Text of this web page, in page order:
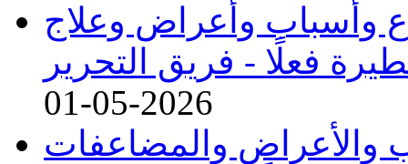
وأسباب وأعراض وعلاج
فعلًا - فريق التحرير
01-05-2026
والأعراض والمضاعفات